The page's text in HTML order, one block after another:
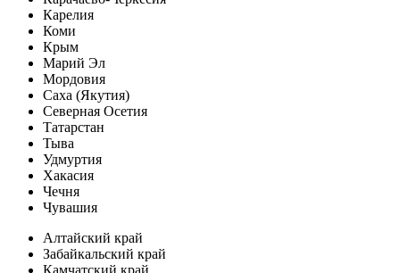
Карелия
Коми
Крым
Марий Эл
Мордовия
Саха (Якутия)
Северная Осетия
Татарстан
Тыва
Удмуртия
Хакасия
Чечня
Чувашия
Алтайский край
Забайкальский край